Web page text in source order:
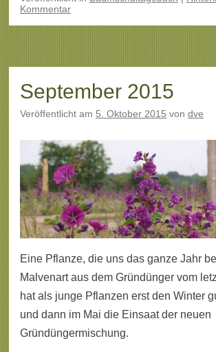
Kommentar
September 2015
Veröffentlicht am 5. Oktober 2015 von dve
Eine Pflanze, die uns das ganze Jahr
Malvenart aus dem Gründünger vom
hat als junge Pflanzen erst den Winter
und dann im Mai die Einsaat der neuen
Gründüngermischung.